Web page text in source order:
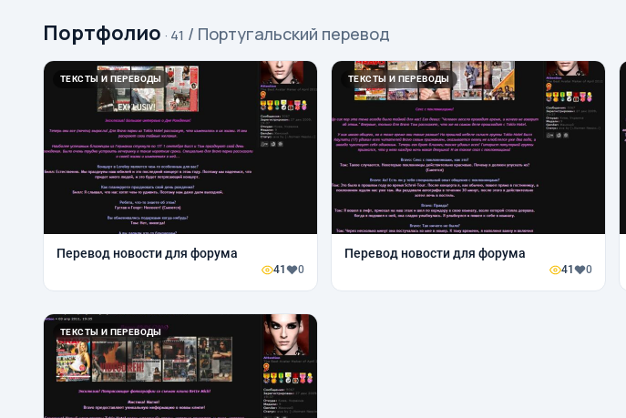
Портфолио · 41 / Португальский перевод
ТЕКСТЫ И ПЕРЕВОДЫ
Перевод новости для форума
41 0
ТЕКСТЫ И ПЕРЕВОДЫ
Перевод новости для форума
41 0
ТЕКСТЫ И ПЕРЕВОДЫ